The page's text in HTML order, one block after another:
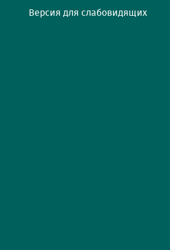
Версия для слабовидящих